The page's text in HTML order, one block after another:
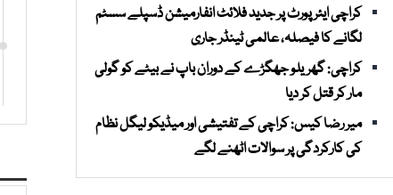
کراچی ایئرپورٹ پر جدید فلائٹ انفارمیشن ڈسپلے سسٹم
لگانے کا فیصلہ، عالمی ٹینڈر جاری
کراچی: گھریلو جھگڑے کے دوران باپ نے بیٹے کو گولی
مار کر قتل کر دیا
میر رضا کیس: کراچی کے تفتیشی اور میڈیکو لیگل نظام
کی کارکردگی پر سوالات اٹھنے لگے